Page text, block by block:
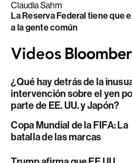
Claudia Sahm
La Reserva Federal tiene que
a la gente común
¿Qué hay detrás de la
intervención sobre el yen
parte de EE. UU. y Japón?
Copa Mundial de la FIFA: La
batalla de las marcas